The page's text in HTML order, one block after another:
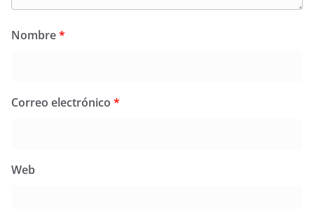
Nombre*
Correo electrónico *
Web